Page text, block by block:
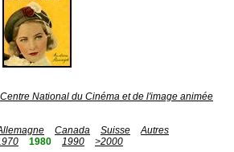
Centre National du Cinéma et de l'image animée
Canada Suisse
Autres
1980 1990
>2000